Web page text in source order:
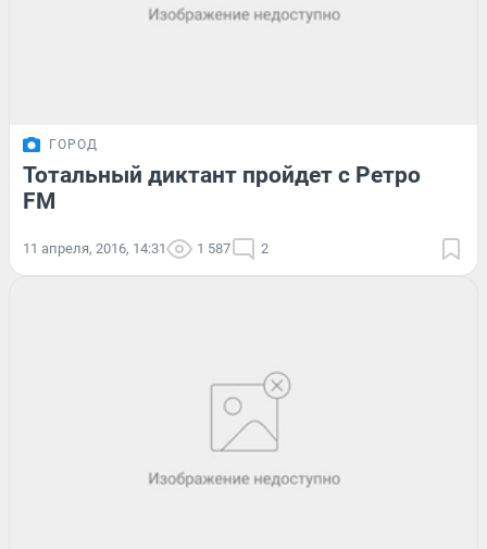
ГОРОД
Тотальный диктант пройдет с Ретро
FM
11 апреля, 2016, 14:31 1 587 2